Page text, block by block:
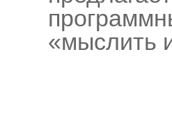
«мыслить